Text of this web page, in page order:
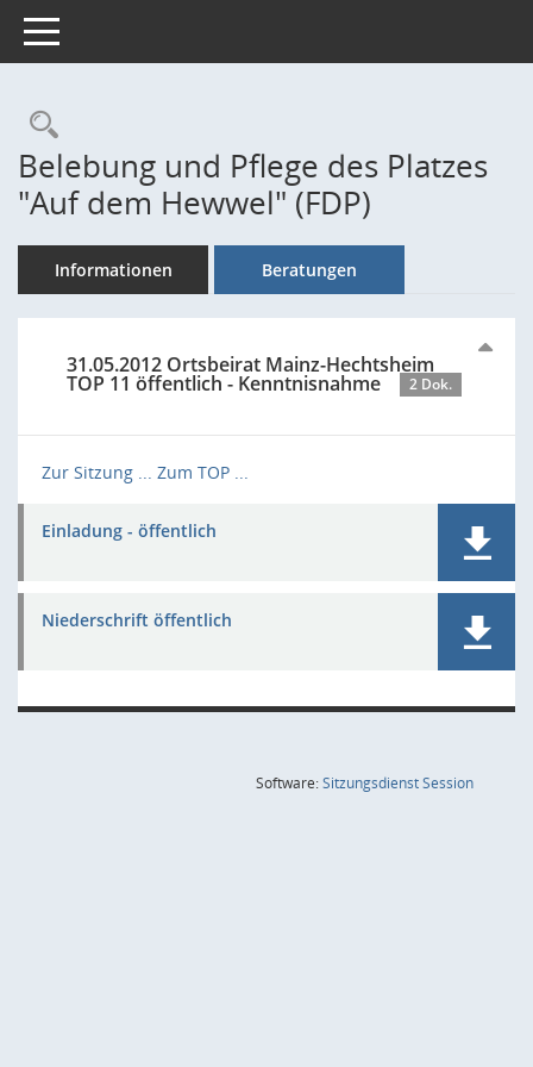
Toggle navigation
Rechercheauswahl
Belebung und Pflege des Platzes
"Auf dem Hewwel" (FDP)
Informationen Beratungen
31.05.2012 Ortsbeirat Mainz-Hechtsheim
TOP 11 öffentlich - Kenntnisnahme 2 Dok.
Zur Sitzung ... Zum TOP ...
Einladung - öffentlich
Niederschrift öffentlich
Software:SitzungsdienstSession(Wird in